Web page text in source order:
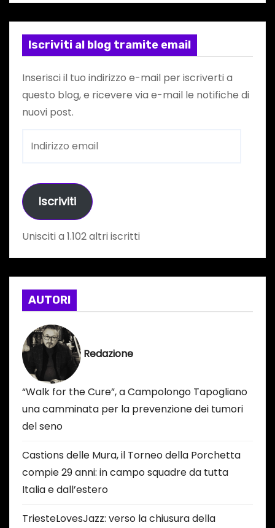
Iscriviti al blog tramite email
Inserisci il tuo indirizzo e-mail per iscriverti a
questo blog, e ricevere via e-mail le notifiche di
nuovi post.
r
z
z
o
e
m
i
l
Iscriviti
Unisciti a 1.102 altri iscritti
AUTORI
Redazione
“Walk for the Cure”, a Campolongo Tapogliano
una camminata per la prevenzione dei tumori
del seno
Castions delle Mura, il Torneo della Porchetta
compie 29 anni: in campo squadre da tutta
Italia e dall’estero
TriesteLovesJazz: verso la chiusura della